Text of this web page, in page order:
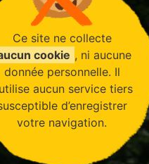
Ce site ne collecte
cookie , ni aucune
donnée personnelle. Il
aucun service tiers
d’enregistrer
votre navigation.